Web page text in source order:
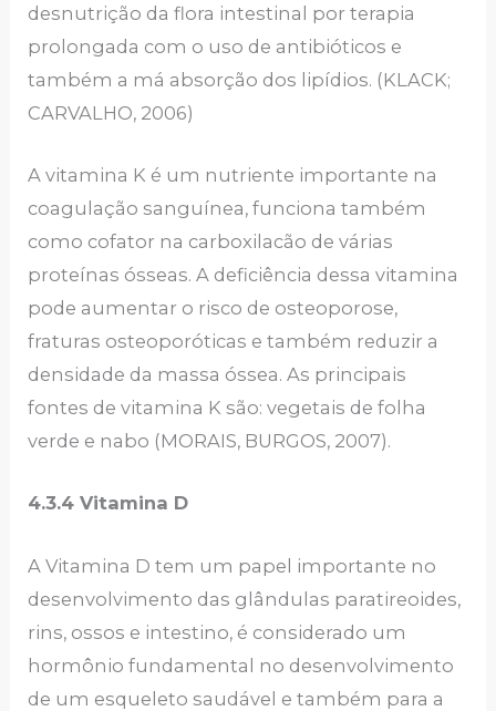
desnutrição da flora intestinal por terapia
prolongada com o uso de antibióticos e
também a má absorção dos lipídios. (KLACK;
CARVALHO, 2006)
A vitamina K é um nutriente importante na
coagulação sanguínea, funciona também
como cofator na carboxilacão de várias
proteínas ósseas. A deficiência dessa vitamina
pode aumentar o risco de osteoporose,
fraturas osteoporóticas e também reduzir a
densidade da massa óssea. As principais
fontes de vitamina K são: vegetais de folha
verde e nabo (MORAIS, BURGOS, 2007).
4.3.4 Vitamina D
A Vitamina D tem um papel importante no
desenvolvimento das glândulas paratireoides,
rins, ossos e intestino, é considerado um
hormônio fundamental no desenvolvimento
de um esqueleto saudável e também para a